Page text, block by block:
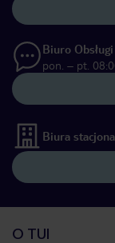
Biuro
pon. – pt.
Biura
O TUI